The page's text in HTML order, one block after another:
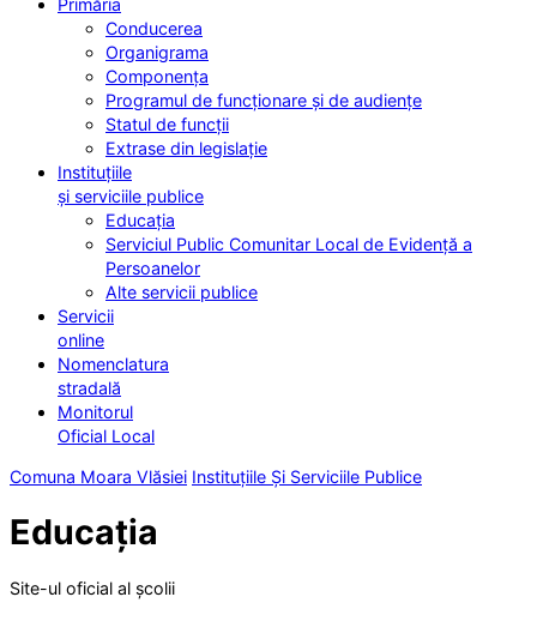
Primăria
Conducerea
Organigrama
Componența
Programul de funcționare și de audiențe
Statul de funcții
Extrase din legislație
Instituțiile
și serviciile publice
Educația
Serviciul Public Comunitar Local de Evidență a
Persoanelor
Alte servicii publice
Servicii
online
Nomenclatura
stradală
Monitorul
Oficial Local
Comuna Moara Vlăsiei Instituțiile Și Serviciile Publice
Educația
Site-ul oficial al școlii